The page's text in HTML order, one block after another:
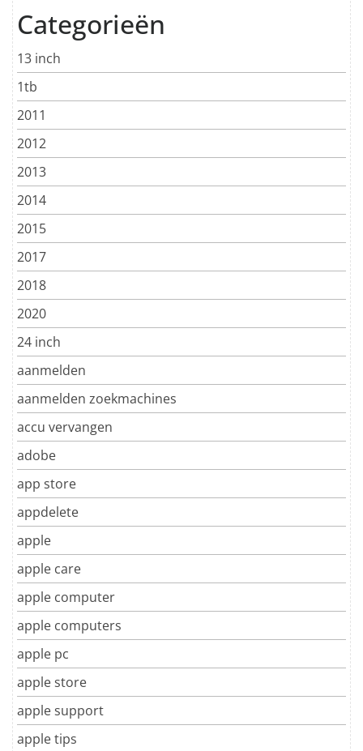
Categorieën
13 inch
1tb
2011
2012
2013
2014
2015
2017
2018
2020
24 inch
aanmelden
aanmelden zoekmachines
accu vervangen
adobe
app store
appdelete
apple
apple care
apple computer
apple computers
apple pc
apple store
apple support
apple tips